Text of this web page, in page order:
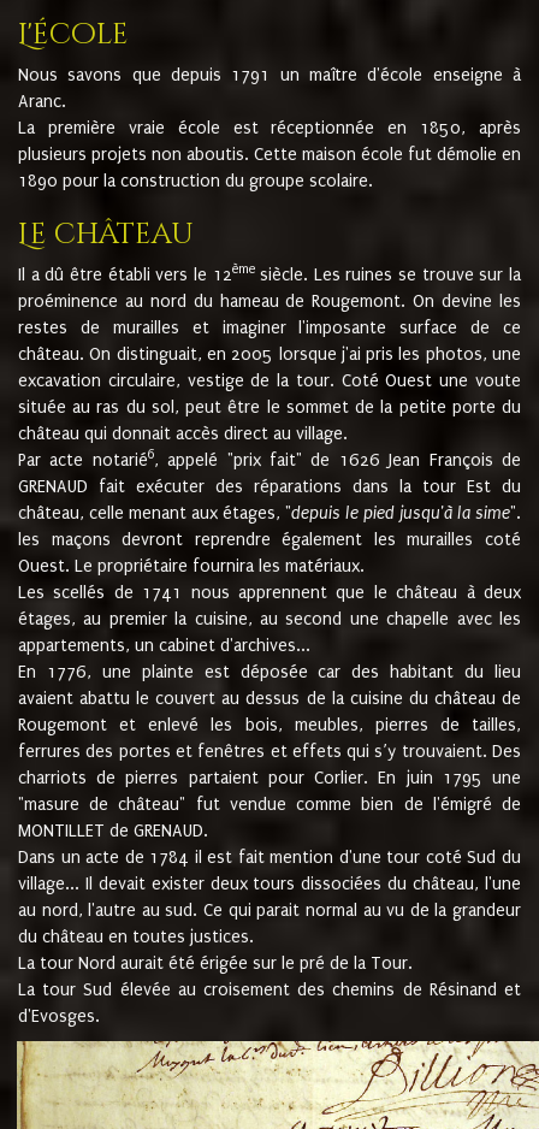
L'école
Nous savons que depuis 1791 un maître d'école enseigne à
Aranc.
La première vraie école est réceptionnée en 1850, après
plusieurs projets non aboutis. Cette maison école fut démolie en
1890 pour la construction du groupe scolaire.
Le château
Il a dû être établi vers le 12èmesiècle. Les ruines se trouve sur la
proéminence au nord du hameau de Rougemont. On devine les
restes de murailles et imaginer l'imposante surface de ce
château. On distinguait, en 2005 lorsque j'ai pris les photos, une
excavation circulaire, vestige de la tour. Coté Ouest une voute
située au ras du sol, peut être le sommet de la petite porte du
château qui donnait accès direct au village.
Par acte notarié6, appelé "prix fait" de 1626 Jean François de
GRENAUD fait exécuter des réparations dans la tour Est du
château, celle menant aux étages, "depuis le pied jusqu'à la sime".
les maçons devront reprendre également les murailles coté
Ouest. Le propriétaire fournira les matériaux.
Les scellés de 1741 nous apprennent que le château à deux
étages, au premier la cuisine, au second une chapelle avec les
appartements, un cabinet d'archives...
En 1776, une plainte est déposée car des habitant du lieu
avaient abattu le couvert au dessus de la cuisine du château de
Rougemont et enlevé les bois, meubles, pierres de tailles,
ferrures des portes et fenêtres et effets qui s’y trouvaient. Des
charriots de pierres partaient pour Corlier. En juin 1795 une
"masure de château" fut vendue comme bien de l'émigré de
MONTILLET de GRENAUD.
Dans un acte de 1784 il est fait mention d'une tour coté Sud du
village... Il devait exister deux tours dissociées du château, l'une
au nord, l'autre au sud. Ce qui parait normal au vu de la grandeur
du château en toutes justices.
La tour Nord aurait été érigée sur le pré de la Tour.
La tour Sud élevée au croisement des chemins de Résinand et
d'Evosges.